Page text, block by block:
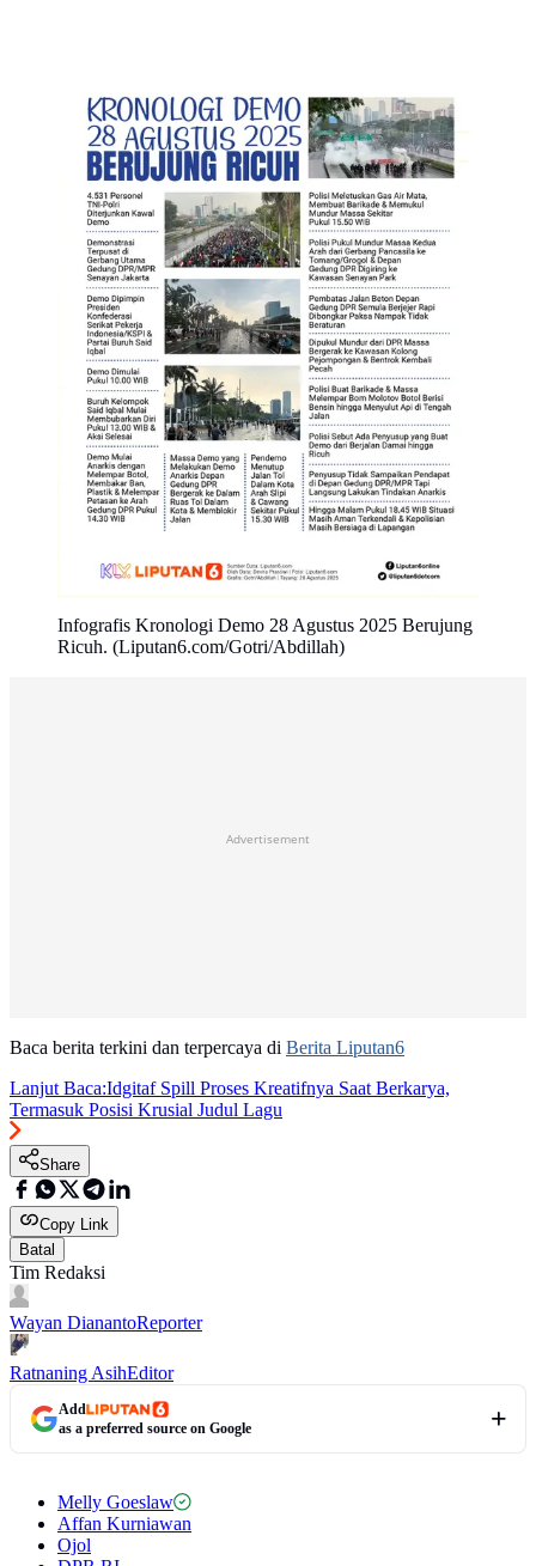
Infografis Kronologi Demo 28 Agustus 2025 Berujung
Ricuh. (Liputan6.com/Gotri/Abdillah)
Advertisement
Baca berita terkini dan terpercaya di Berita Liputan6
Lanjut Baca:Idgitaf Spill Proses Kreatifnya Saat Berkarya,
Termasuk Posisi Krusial Judul Lagu
Share
Copy Link
Batal
Tim Redaksi
Wayan DianantoReporter
Ratnaning AsihEditor
Add
as a preferred source on Google
Melly Goeslaw
Affan Kurniawan
Ojol